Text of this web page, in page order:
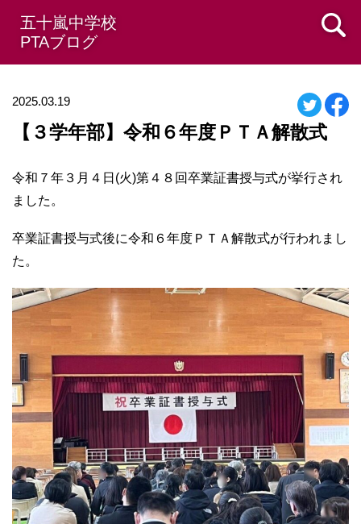
五十嵐中学校
PTAブログ
2025.03.19
【３学年部】令和６年度ＰＴＡ解散式
令和７年３月４日(火)第４８回卒業証書授与式が挙行され
ました。
卒業証書授与式後に令和６年度ＰＴＡ解散式が行われまし
た。